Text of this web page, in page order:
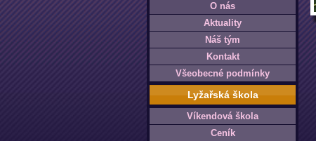
O nás
Aktuality
Náš tým
Kontakt
Všeobecné podmínky
Lyžařská škola
Víkendová škola
Ceník